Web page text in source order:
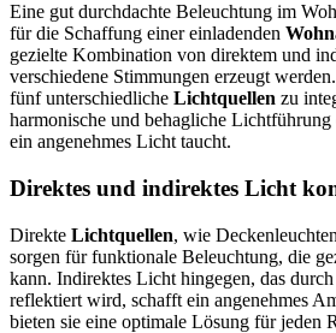
Eine gut durchdachte Beleuchtung im
für die Schaffung einer einladenden
gezielte Kombination von direktem und
verschiedene Stimmungen erzeugt
fünf unterschiedliche Lichtquellen zu
harmonische und behagliche
ein angenehmes Licht taucht.
Direktes und indirektes Licht
Direkte Lichtquellen, wie
sorgen für funktionale Beleuchtung, die
kann. Indirektes Licht hingegen, das
reflektiert wird, schafft ein angenehmes
bieten sie eine optimale Lösung für jeden